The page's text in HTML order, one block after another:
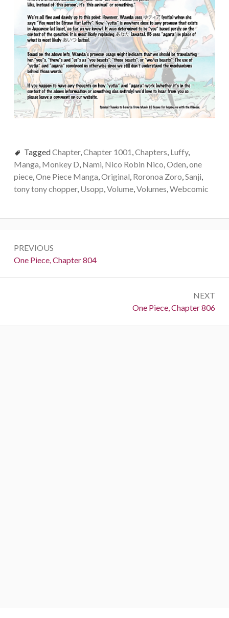
TaggedChapter,Chapter 1001,Chapters, Luffy,
Manga, Monkey D, Nami, Nico Robin Nico,Oden,one
piece,One Piece Manga,Original, Roronoa Zoro,Sanji,
tony tony chopper, Usopp,Volume,Volumes,Webcomic
navigation
PREVIOUS
Previous:
One Piece, Chapter 804
NEXT
Next:
One Piece, Chapter 806